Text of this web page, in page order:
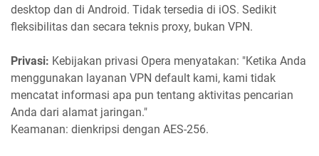
desktop dan di Android. Tidak tersedia di iOS. Sedikit
fleksibilitas dan secara teknis proxy, bukan VPN.
Privasi: Kebijakan privasi Opera menyatakan: "Ketika Anda
menggunakan layanan VPN default kami, kami tidak
mencatat informasi apa pun tentang aktivitas pencarian
Anda dari alamat jaringan."
Keamanan: dienkripsi dengan AES-256.